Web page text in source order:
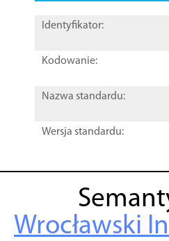
Identyfikator:
Kodowanie:
Nazwa standardu:
Wersja standardu:
Wrocławski